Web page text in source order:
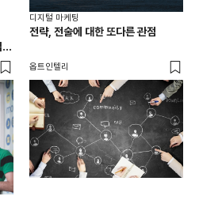
디지털 마케팅
전략, 전술에 대한 또다른 관점
옵트인텔리